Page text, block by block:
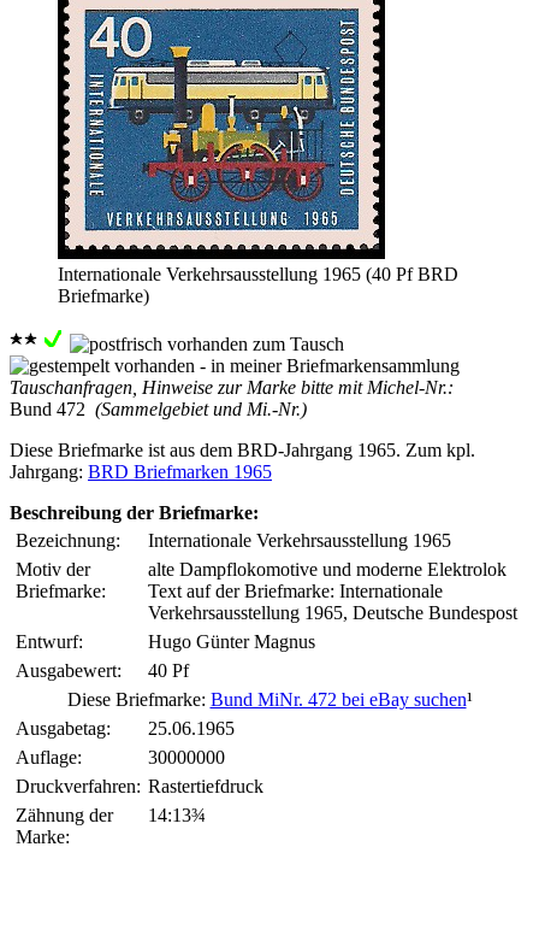
Internationale Verkehrsausstellung 1965 (40 Pf BRD
Briefmarke)
Tauschanfragen, Hinweise zur Marke bitte mit Michel-Nr.:
Bund 472 (Sammelgebiet und Mi.-Nr.)
Diese Briefmarke ist aus dem BRD-Jahrgang 1965. Zum kpl.
Jahrgang: BRD Briefmarken 1965
Beschreibung der Briefmarke:
Bezeichnung:
Internationale Verkehrsausstellung 1965
Motiv der
Briefmarke:
alte Dampflokomotive und moderne Elektrolok
Text auf der Briefmarke: Internationale
Verkehrsausstellung 1965, Deutsche Bundespost
Entwurf:
Hugo Günter Magnus
Ausgabewert:
40 Pf
Diese Briefmarke: Bund MiNr. 472 bei eBay suchen¹
Ausgabetag:
25.06.1965
Auflage:
30000000
Druckverfahren: Rastertiefdruck
Zähnung der
Marke:
14:13¾